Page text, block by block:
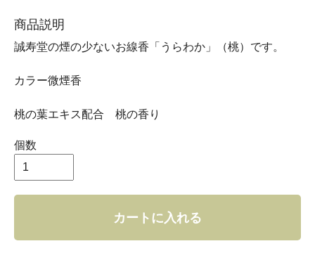
商品説明
誠寿堂の煙の少ないお線香「うらわか」（桃）です。
カラー微煙香
桃の葉エキス配合 桃の香り
個数
カートに入れる